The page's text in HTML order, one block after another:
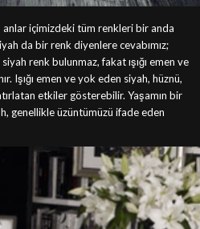
anlar içimizdeki tüm renkleri bir anda
da bir renk diyenlere cevabımız;
renk bulunmaz, fakat ışığı emen ve
Işığı emen ve yok eden siyah, hüznü,
etkiler gösterebilir. Yaşamın bir
genellikle üzüntümüzü ifade eden